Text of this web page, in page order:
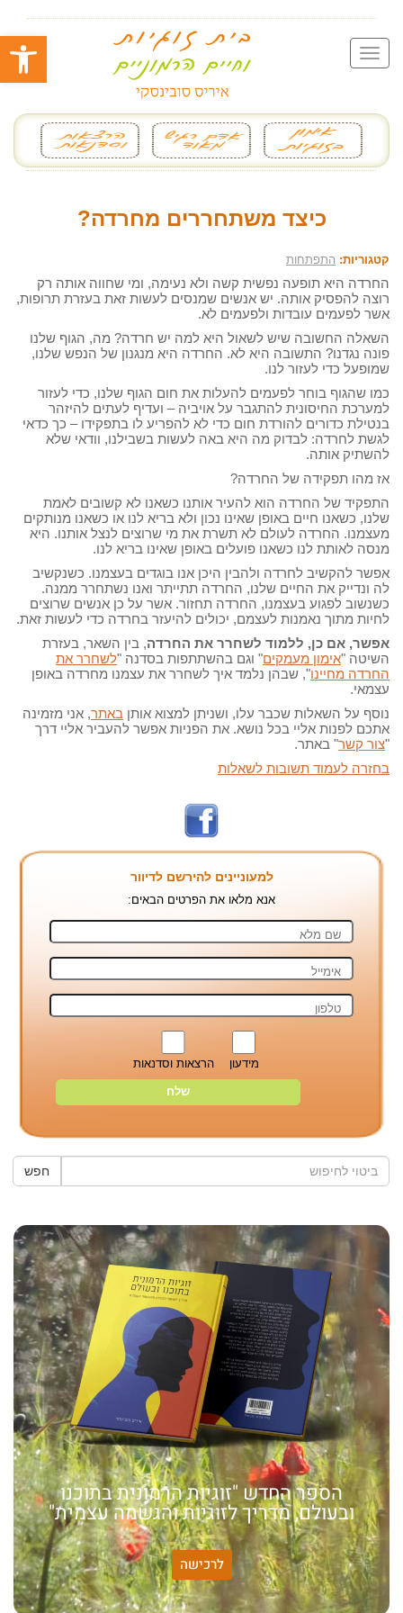
פתח
כיצד משתחררים מחרדה?
קטגוריות: התפתחות
החרדה היא תופעה נפשית קשה ולא נעימה, ומי שחווה אותה רק
רוצה להפסיק אותה. יש אנשים שמנסים לעשות זאת בעזרת תרופות,
אשר לפעמים עובדות ולפעמים לא.
השאלה החשובה שיש לשאול היא למה יש חרדה? מה, הגוף שלנו
פונה נגדנו? התשובה היא לא. החרדה היא מנגנון של הנפש שלנו,
שמופעל כדי לעזור לנו.
כמו שהגוף בוחר לפעמים להעלות את חום הגוף שלנו, כדי לעזור
למערכת החיסונית להתגבר על אויביה – ועדיף לעתים להיזהר
בנטילת כדורים להורדת חום כדי לא להפריע לו בתפקידו – כך כדאי
לגשת לחרדה: לבדוק מה היא באה לעשות בשבילנו, וודאי שלא
להשתיק אותה.
אז מהו תפקידה של החרדה?
התפקיד של החרדה הוא להעיר אותנו כשאנו לא קשובים לאמת
שלנו, כשאנו חיים באופן שאינו נכון ולא בריא לנו או כשאנו מנותקים
מעצמנו. החרדה לעולם לא תשרת את מי שרוצים לנצל אותנו. היא
מנסה לאותת לנו כשאנו פועלים באופן שאינו בריא לנו.
אפשר להקשיב לחרדה ולהבין היכן אנו בוגדים בעצמנו. כשנקשיב
לה ונדייק את החיים שלנו, החרדה תתייתר ואנו נשתחרר ממנה.
כשנשוב לפגוע בעצמנו, החרדה תחזור. אשר על כן אנשים שרוצים
לחיות מתוך נאמנות לעצמם, יכולים להיעזר בחרדה כדי לעשות זאת.
אפשר, אם כן, ללמוד לשחרר את החרדה, בין השאר, בעזרת
השיטה "אימון מעמקים" וגם בהשתתפות בסדנה "לשחרר את
החרדה מחיינו", שבהן נלמד איך לשחרר את עצמנו מחרדה באופן
עצמאי.
נוסף על השאלות שכבר עלו, ושניתן למצוא אותן באתר, אני מזמינה
אתכם לפנות אליי בכל נושא. את הפניות אפשר להעביר אליי דרך
"צור קשר" באתר.
בחזרה לעמוד תשובות לשאלות
למעוניינים להירשם לדיוור
אנא מלאו את הפרטים הבאים:
מידעון הרצאות וסדנאות
חפש
הספר החדש "זוגיות הרמונית בתוכנו
ובעולם, מדריך לזוגיות והגשמה עצמית"
לרכישה